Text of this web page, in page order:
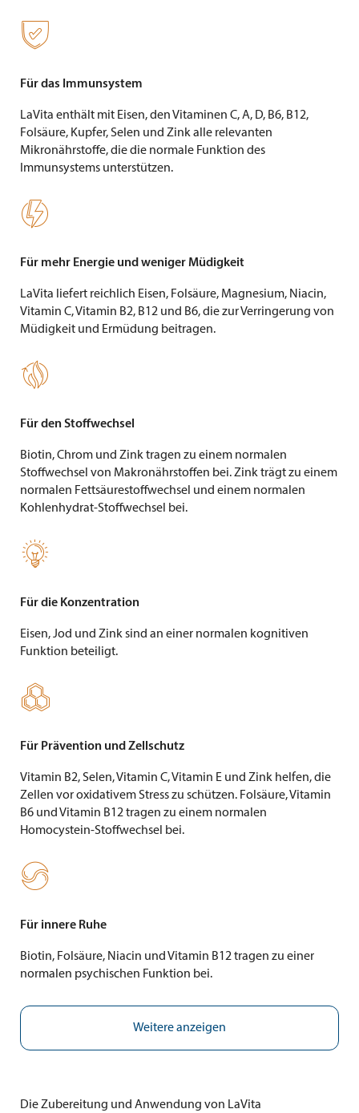

Für das Immunsystem
LaVita enthält mit Eisen, den Vitaminen C, A, D, B6, B12,
Folsäure, Kupfer, Selen und Zink alle relevanten
Mikronährstoffe, die die normale Funktion des
Immunsystems unterstützen.

Für mehr Energie und weniger Müdigkeit
LaVita liefert reichlich Eisen, Folsäure, Magnesium, Niacin,
Vitamin C, Vitamin B2, B12 und B6, die zur Verringerung von
Müdigkeit und Ermüdung beitragen.

Für den Stoffwechsel
Biotin, Chrom und Zink tragen zu einem normalen
Stoffwechsel von Makronährstoffen bei. Zink trägt zu einem
normalen Fettsäurestoffwechsel und einem normalen
Kohlenhydrat-Stoffwechsel bei.

Für die Konzentration
Eisen, Jod und Zink sind an einer normalen kognitiven
Funktion beteiligt.

Für Prävention und Zellschutz
Vitamin B2, Selen, Vitamin C, Vitamin E und Zink helfen, die
Zellen vor oxidativem Stress zu schützen. Folsäure, Vitamin
B6 und Vitamin B12 tragen zu einem normalen
Homocystein-Stoffwechsel bei.

Für innere Ruhe
Biotin, Folsäure, Niacin und Vitamin B12 tragen zu einer
normalen psychischen Funktion bei.
Weitere anzeigen
Die Zubereitung und Anwendung von LaVita